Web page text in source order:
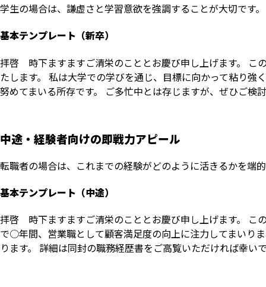
学生の場合は、謙虚さと学習意欲を強調することが大切です。
基本テンプレート（新卒）
拝啓 時下ますますご清栄のこととお慶び申し上げます。 こ
たします。 私は大学での学びを通じ、目標に向かって粘り
努めてまいる所存です。 ご多忙中とは存じますが、ぜひご
中途・経験者向けの即戦力アピール
転職者の場合は、これまでの経験がどのように活きるかを端
基本テンプレート（中途）
拝啓 時下ますますご清栄のこととお慶び申し上げます。 こ
で○年間、営業職として顧客満足度の向上に注力してまいり
ります。 詳細は同封の職務経歴書をご高覧いただければ幸